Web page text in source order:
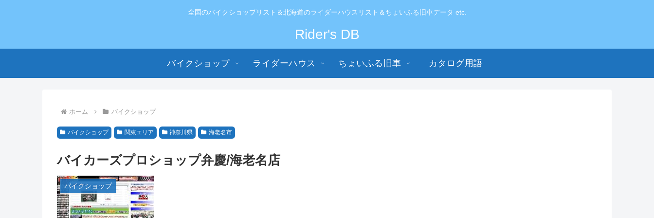
全国のバイクショップリスト＆北海道のライダーハウスリスト＆ちょいふる旧車データ etc.
Rider's DB
バイクショップ ライダーハウス ちょいふる旧車 カタログ用語
ホーム バイクショップ
バイクショップ 関東エリア 神奈川県 海老名市
バイカーズプロショップ弁慶/海老名店
バイクショップ